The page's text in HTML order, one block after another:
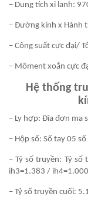
– Dung tích xi lanh:
– Đường kính x Hành
– Công suất cực đại/
– Môment xoắn cực
Hệ thống
– Ly hợp: Đĩa đơn ma
– Hộp số: Số tay 05
– Tỷ số truyền: Tỷ
ih3=1.383 /
– Tỷ số truyền cuối: